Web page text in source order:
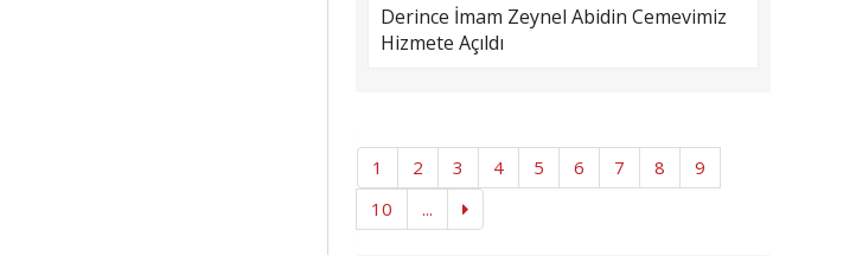
Derince İmam Zeynel Abidin Cemevimiz
Hizmete Açıldı
1 2 3 4 5 6 7 8
9
10
...